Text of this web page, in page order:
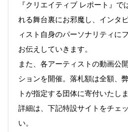
『クリエイティブ レポート』で
れる舞台裏にお邪魔し、インタ
ィスト自身のパーソナリティに
お伝えしていきます。
また、各アーティストの動画公
ションを開催。落札額は全額、
トが指定する団体に寄付いたしま
詳細は、下記特設サイトをチェ
い。